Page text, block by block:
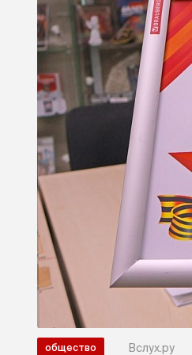
общество Вслух.ру